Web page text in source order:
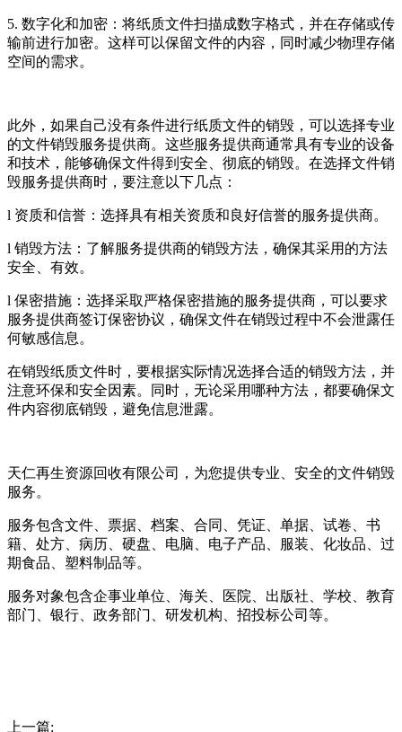
5. 数字化和加密：将纸质文件扫描成数字格式，并在存储或传
输前进行加密。这样可以保留文件的内容，同时减少物理存储
空间的需求。
此外，如果自己没有条件进行纸质文件的销毁，可以选择专业
的文件销毁服务提供商。这些服务提供商通常具有专业的设备
和技术，能够确保文件得到安全、彻底的销毁。在选择文件销
毁服务提供商时，要注意以下几点：
l 资质和信誉：选择具有相关资质和良好信誉的服务提供商。
l 销毁方法：了解服务提供商的销毁方法，确保其采用的方法
安全、有效。
l 保密措施：选择采取严格保密措施的服务提供商，可以要求
服务提供商签订保密协议，确保文件在销毁过程中不会泄露任
何敏感信息。
在销毁纸质文件时，要根据实际情况选择合适的销毁方法，并
注意环保和安全因素。同时，无论采用哪种方法，都要确保文
件内容彻底销毁，避免信息泄露。
天仁再生资源回收有限公司，为您提供专业、安全的文件销毁
服务。
服务包含文件、票据、档案、合同、凭证、单据、试卷、书
籍、处方、病历、硬盘、电脑、电子产品、服装、化妆品、过
期食品、塑料制品等。
服务对象包含企事业单位、海关、医院、出版社、学校、教育
部门、银行、政务部门、研发机构、招投标公司等。
上一篇: